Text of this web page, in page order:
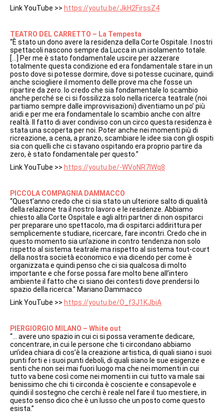
Link YouTube >> https://youtu.be/JkH2FirssZ4
TEATRO DEL CARRETTO – La Tempesta
“È stato un dono avere la residenza della Corte Ospitale. I nostri
spettacoli nascono sempre da Lucca in un isolamento totale.
[…] Per me è stato fondamentale uscire per azzerare
totalmente questa condizione ed era fondamentale stare in un
posto dove si potesse dormire, dove si potesse cucinare, quindi
anche sciogliere il momento delle prove ma che fosse un
ripartire da zero. Io credo che sia fondamentale lo scambio
anche perché se ci si fossilizza solo nella ricerca teatrale (noi
partiamo sempre dalle improvvisazioni) diventiamo un po’ più
aridi e per me era fondamentale lo scambio anche con altre
realtà. Il fatto di aver condiviso con un circo questa residenza è
stata una scoperta per noi. Poter anche nei momenti più di
ricreazione, a cena, a pranzo, scambiare le idee sia con gli ospiti
sia con quelli che ci stavano ospitando era proprio partire da
zero, è stato fondamentale per questo.”
Link YouTube >> https://youtu.be/-WVoNR7IWq8
PICCOLA COMPAGNIA DAMMACCO
“Quest’anno credo che ci sia stato un ulteriore salto di qualità
della relazione tra il nostro lavoro e le residenze. Abbiamo
chiesto alla Corte Ospitale e agli altri partner di non ospitarci
per preparare uno spettacolo, ma di ospitarci addirittura per
semplicemente studiare, ricercare, fare incontri. Credo che in
questo momento sia un’azione in contro tendenza non solo
rispetto al sistema teatrale ma rispetto al sistema tout-court
della nostra società economico e via dicendo per come è
organizzata e quindi penso che ci sia qualcosa di molto
importante e che forse possa fare molto bene all’intero
ambiente il fatto che ci siano dei contesti dove prendersi lo
spazio della ricerca.” Mariano Dammacco
Link YouTube >> https://youtu.be/O_f3J1KJbiA
PIERGIORGIO MILANO – White out
“… avere uno spazio in cui ci si possa veramente dedicare,
concentrare, in cui le persone che ti circondano abbiamo
un’idea chiara di cos’è la creazione artistica, di quali siano i suoi
punti forti e i suoi punti deboli, di quali siano le sue esigenze e
senti che non sei mai fuori luogo ma che nei momenti in cui
tutto va bene così come nei momenti in cui tutto va male sai
benissimo che chi ti circonda è cosciente e consapevole e
quindi il sostegno che cerchi è reale nel fare il tuo mestiere, in
questo senso dico che è un lusso che un posto come questo
esista.”